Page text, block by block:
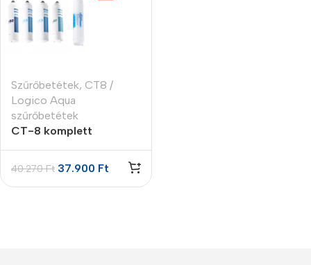
Szűrőbetétek, CT8 /
Logico Aqua
szűrőbetétek
CT-8 komplett
40.270Ft 37.900 Ft